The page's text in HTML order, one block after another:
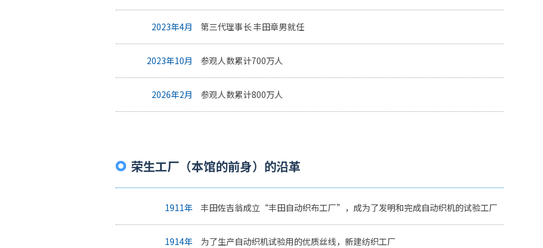
2023年4月 第三代理事长 丰田章男就任
2023年10月 参观人数累计700万人
2026年2月 参观人数累计800万人
荣生工厂（本馆的前身）的沿革
1911年 丰田佐吉翁成立“丰田自动织布工厂”，成为了发明和完成自动织机的试验工厂
1914年 为了生产自动织机试验用的优质丝线，新建纺织工厂